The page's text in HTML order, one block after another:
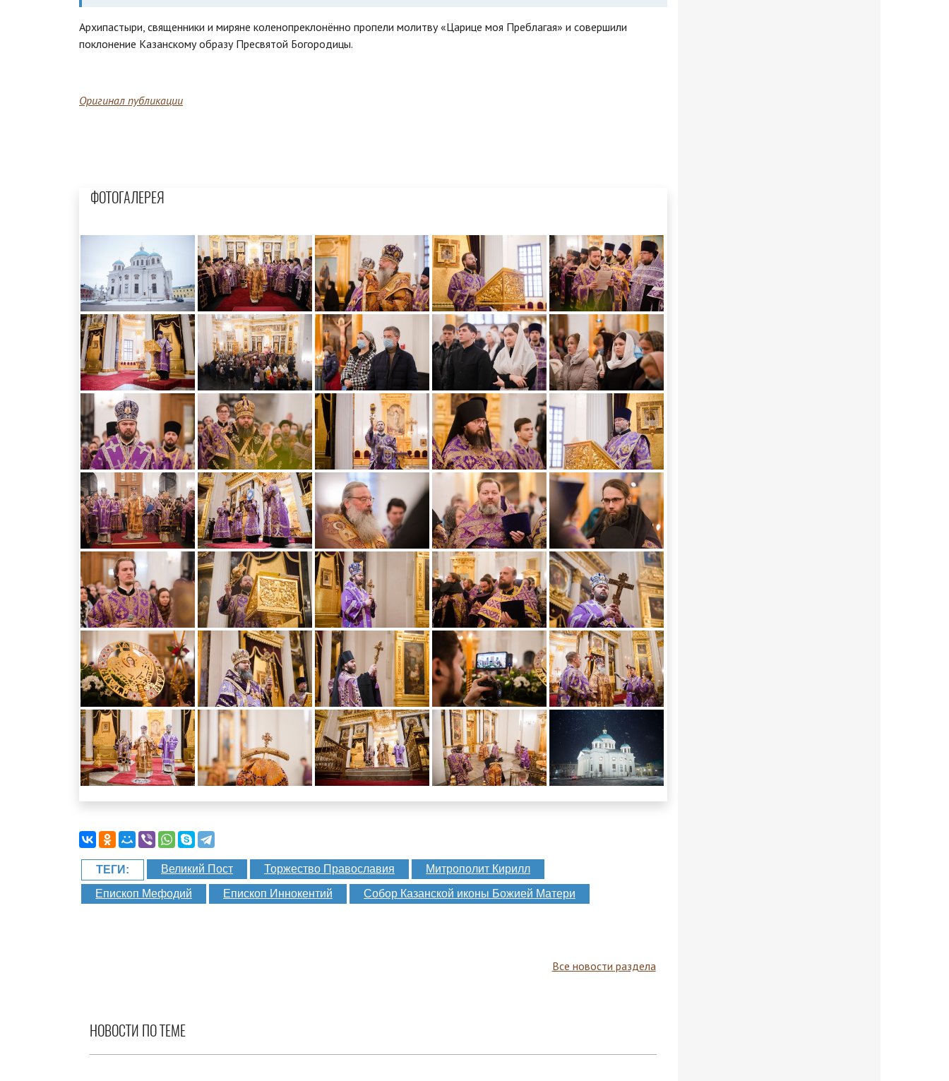
Архипастыри, священники и миряне коленопреклонённо пропели молитву «Царице моя Преблагая» и совершили
поклонение Казанскому образу Пресвятой Богородицы.
Оригинал публикации
ФОТОГАЛЕРЕЯ
ТЕГИ: Великий Пост Торжество Православия Митрополит Кирилл
Епископ Мефодий Епископ Иннокентий Собор Казанской иконы Божией Матери
Все новости раздела
НОВОСТИ ПО ТЕМЕ